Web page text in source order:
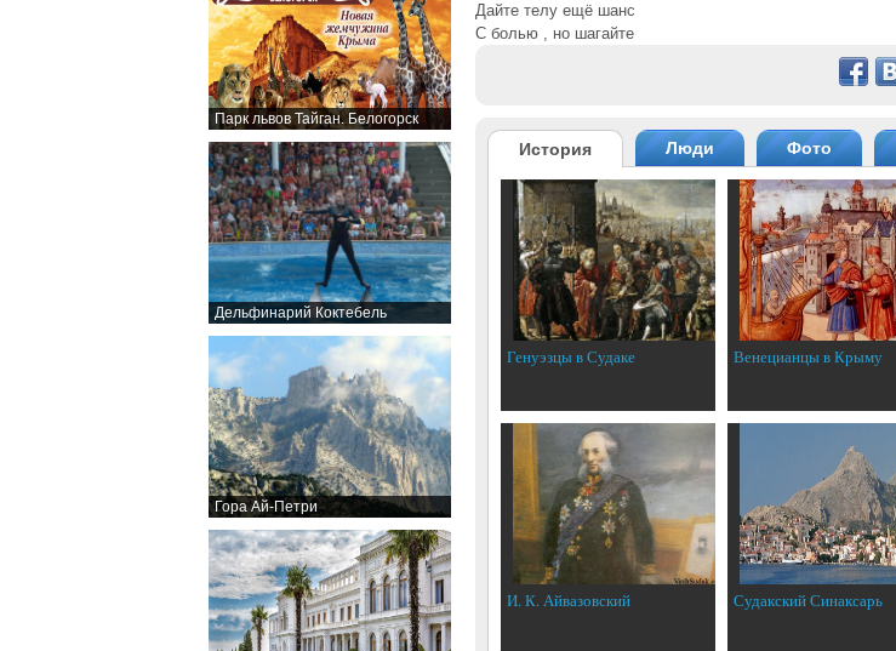
Парк львов Тайган. Белогорск
Дельфинарий Коктебель
Гора Ай-Петри
Дайте телу ещё шанс
С болью , но шагайте
История Люди Фото
Генуэзцы в Судаке Венецианцы в Крыму
И. К. Айвазовский Судакский Синаксарь